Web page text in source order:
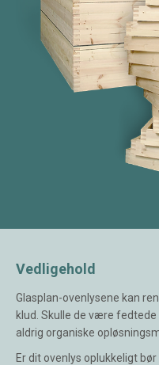
Vedligehold
Glasplan-ovenlysene kan
klud. Skulle de være
aldrig organiske
Er dit ovenlys oplukkeligt